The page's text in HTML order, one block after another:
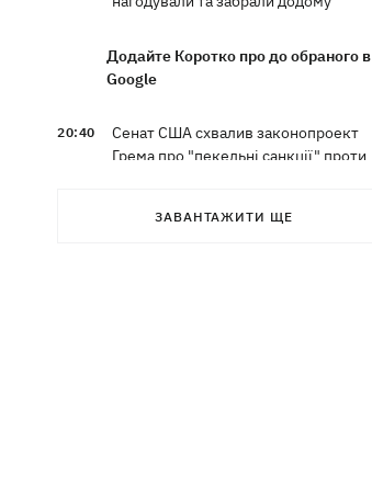
Додайте Коротко про до обраного в
Google
20:40
Сенат США схвалив законопроект
Грема про "пекельні санкції" проти
ЗАВАНТАЖИТИ ЩЕ